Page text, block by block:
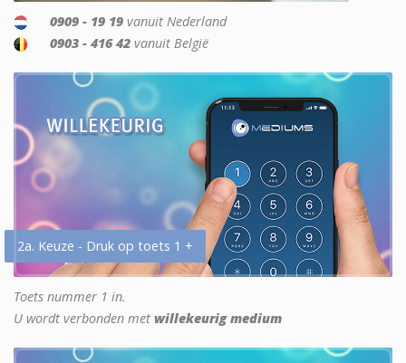
0909 - 19 19 vanuit Nederland
0903 - 416 42 vanuit België
2a. Keuze - Druk op toets 1 +
Toets nummer 1 in.
U wordt verbonden met willekeurig medium